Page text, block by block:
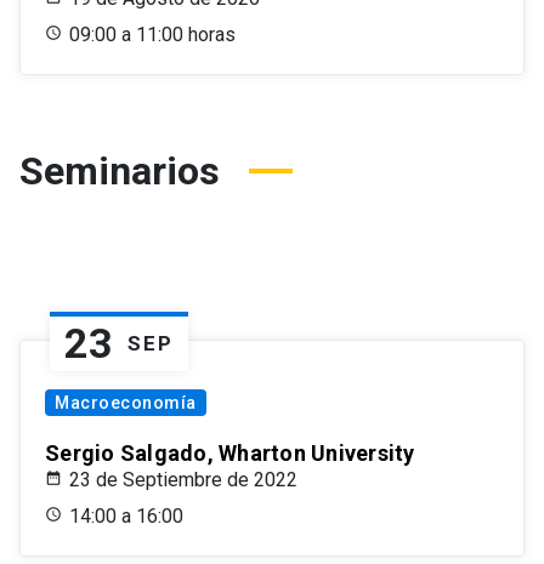
09:00 a 11:00 horas
Seminarios
23 SEP
Macroeconomía
Sergio Salgado, Wharton University
23 de Septiembre de 2022
14:00 a 16:00